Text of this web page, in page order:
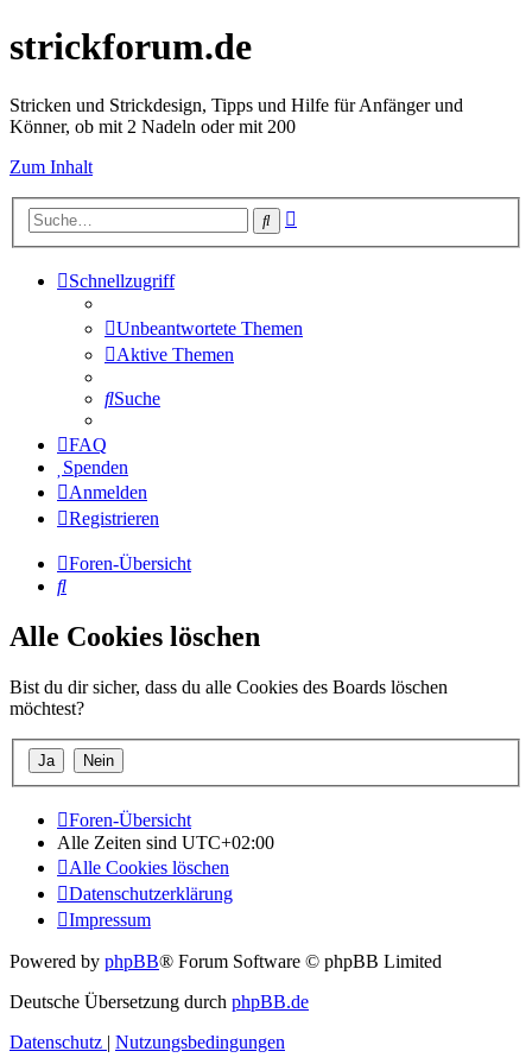
strickforum.de
Stricken und Strickdesign, Tipps und Hilfe für Anfänger und
Könner, ob mit 2 Nadeln oder mit 200
Zum Inhalt
Suche
Schnellzugriff
Unbeantwortete Themen
Aktive Themen
Suche
FAQ
Spenden
Anmelden
Registrieren
Foren-Übersicht
Suche
Alle Cookies löschen
Bist du dir sicher, dass du alle Cookies des Boards löschen
möchtest?
Foren-Übersicht
Alle Zeiten sind UTC+02:00
Alle Cookies löschen
Datenschutzerklärung
Impressum
Powered by phpBB® Forum Software © phpBB Limited
Deutsche Übersetzung durch phpBB.de
Datenschutz | Nutzungsbedingungen